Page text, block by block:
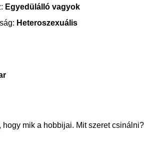
Egyedülálló vagyok
Heteroszexuális
, hogy mik a hobbijai. Mit szeret csinálni?